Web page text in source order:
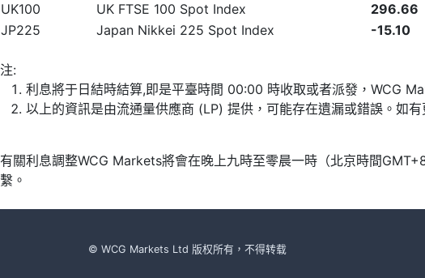
UK100
UK FTSE 100 Spot Index 296.66
JP225
Japan Nikkei 225 Spot Index -15.10
注:
利息將于日結時結算,即是平臺時間 00:00 時收取或者派發，WCG
以上的資訊是由流通量供應商 (LP) 提供，可能存在遺漏或錯誤。如
有關利息調整WCG Markets將會在晚上九時至零晨一時（北京時間
繫。
© WCG Markets Ltd 版权所有，不得转载